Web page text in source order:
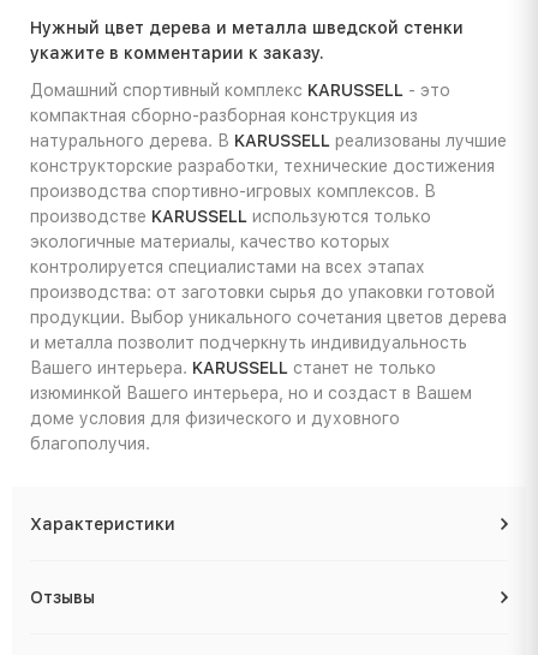
Нужный цвет дерева и металла шведской стенки
укажите в комментарии к заказу.
Домашний спортивный комплекс KARUSSELL - это
компактная сборно-разборная конструкция из
натурального дерева. В KARUSSELL реализованы лучшие
конструкторские разработки, технические достижения
производства спортивно-игровых комплексов. В
производстве KARUSSELL используются только
экологичные материалы, качество которых
контролируется специалистами на всех этапах
производства: от заготовки сырья до упаковки готовой
продукции. Выбор уникального сочетания цветов дерева
и металла позволит подчеркнуть индивидуальность
Вашего интерьера. KARUSSELL станет не только
изюминкой Вашего интерьера, но и создаст в Вашем
доме условия для физического и духовного
благополучия.
Характеристики
Отзывы